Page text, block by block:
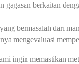
berkaitan
bermasalah dari
mengevaluasi
ingin memastikan